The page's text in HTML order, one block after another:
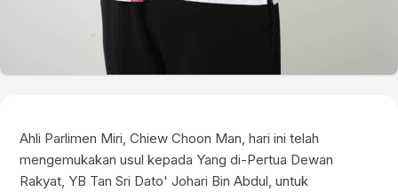
Ahli Parlimen Miri, Chiew Choon Man, hari ini telah
mengemukakan usul kepada Yang di-Pertua Dewan
Rakyat, YB Tan Sri Dato' Johari Bin Abdul, untuk